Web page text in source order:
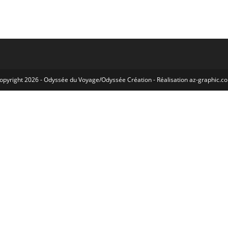
2026 -Odyssée du Voyage/Odyssée Création- Réalisationaz-